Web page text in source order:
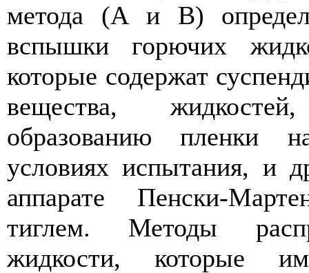
метода (А и В)
вспышки горючих
которые содержат
вещества,жидкостей
образованию
пленки
условиях испытания, и
аппарате Пенски-
тиглем. Методы
жидкости, которые